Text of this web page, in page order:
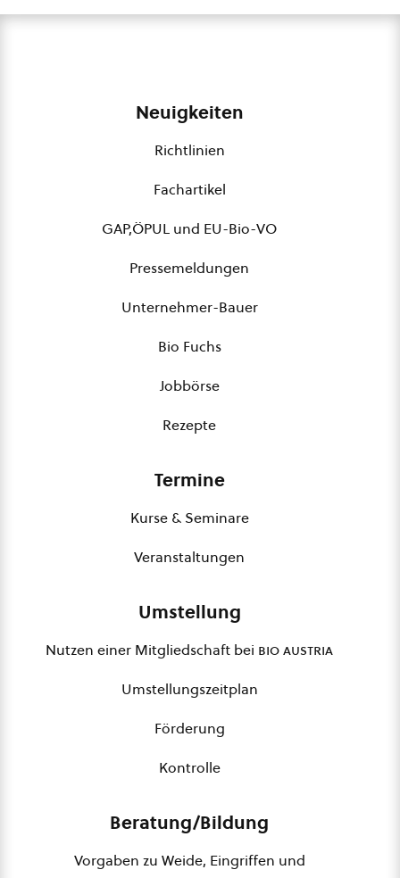
Neuigkeiten
Richtlinien
Fachartikel
GAP,ÖPUL und EU-Bio-VO
Pressemeldungen
Unternehmer-Bauer
Bio Fuchs
Jobbörse
Rezepte
Termine
Kurse & Seminare
Veranstaltungen
Umstellung
Nutzen einer Mitgliedschaft bei bio austria
Umstellungszeitplan
Förderung
Kontrolle
Beratung/Bildung
Vorgaben zu Weide, Eingriffen und